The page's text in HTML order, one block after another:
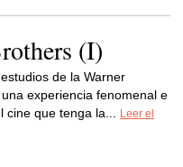
(I)
de la Warner
experiencia fenomenal e
cine que tenga la...
Leer el